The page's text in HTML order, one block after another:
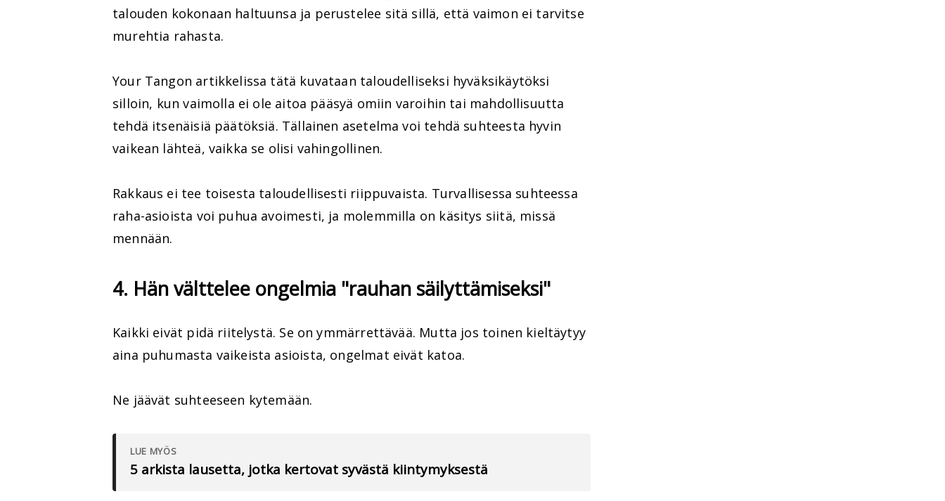
talouden kokonaan haltuunsa ja perustelee sitä sillä, että vaimon ei tarvitse
murehtia rahasta.
Your Tangon artikkelissa tätä kuvataan taloudelliseksi hyväksikäytöksi
silloin, kun vaimolla ei ole aitoa pääsyä omiin varoihin tai mahdollisuutta
tehdä itsenäisiä päätöksiä. Tällainen asetelma voi tehdä suhteesta hyvin
vaikean lähteä, vaikka se olisi vahingollinen.
Rakkaus ei tee toisesta taloudellisesti riippuvaista. Turvallisessa suhteessa
raha-asioista voi puhua avoimesti, ja molemmilla on käsitys siitä, missä
mennään.
4. Hän välttelee ongelmia "rauhan säilyttämiseksi"
Kaikki eivät pidä riitelystä. Se on ymmärrettävää. Mutta jos toinen kieltäytyy
aina puhumasta vaikeista asioista, ongelmat eivät katoa.
Ne jäävät suhteeseen kytemään.
LUE MYÖS
5 arkista lausetta, jotka kertovat syvästä kiintymyksestä